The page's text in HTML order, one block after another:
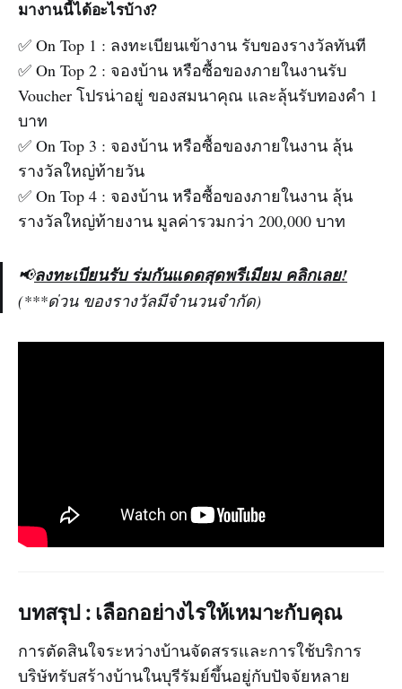
มางานนี้ได้อะไรบ้าง?
✅ On Top 1 : ลงทะเบียนเข้างาน รับของรางวัลทันที
✅ On Top 2 : จองบ้าน หรือซื้อของภายในงานรับ
Voucher โปรน่าอยู่ ของสมนาคุณ และลุ้นรับทองคำ 1
บาท
✅ On Top 3 : จองบ้าน หรือซื้อของภายในงาน ลุ้น
รางวัลใหญ่ท้ายวัน
✅ On Top 4 : จองบ้าน หรือซื้อของภายในงาน ลุ้น
รางวัลใหญ่ท้ายงาน มูลค่ารวมกว่า 200,000 บาท
📢ลงทะเบียนรับ ร่มกันแดดสุดพรีเมียม คลิกเลย!
(***ด่วน ของรางวัลมีจำนวนจำกัด)
บทสรุป : เลือกอย่างไรให้เหมาะกับคุณ
การตัดสินใจระหว่างบ้านจัดสรรและการใช้บริการ
บริษัทรับสร้างบ้านในบุรีรัมย์ขึ้นอยู่กับปัจจัยหลาย